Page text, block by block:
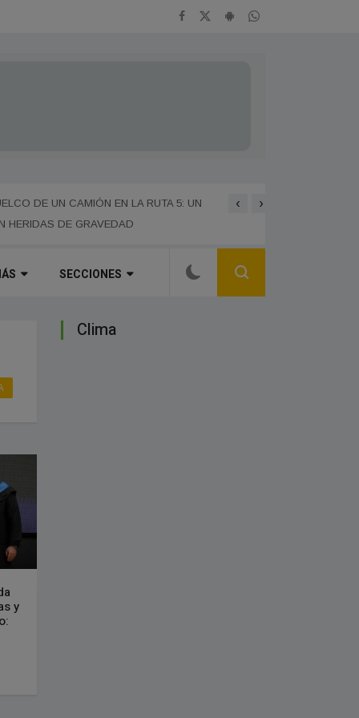
DE UN CAMIÓN EN LA RUTA 5: UN
HERIDAS DE GRAVEDAD
SE REALIZÓ LA ETAPA
‹ ›
SECCIONES
y
Clima